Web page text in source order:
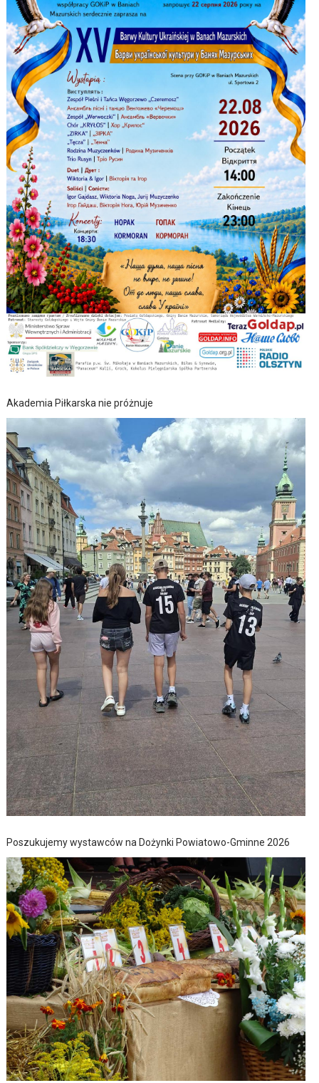
Akademia Piłkarska nie próżnuje
Poszukujemy wystawców na Dożynki Powiatowo-Gminne 2026